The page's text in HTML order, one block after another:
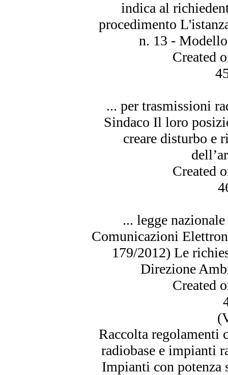
indica al
procedimento
n. 13 -
Created
... per trasmissioni
Sindaco Il loro
creare disturbo e
Created
... legge
Comunicazioni
179/2012) Le
Direzione
Created
Raccolta regolamenti
radiobase e
Impianti con